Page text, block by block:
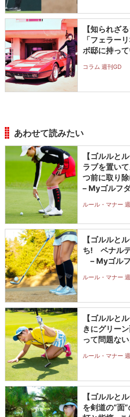
【知られざ
「フェラー
ボ邸に持って
コラム 週刊GD
あわせて読みたい
【ゴルルと
ラブを置い
つ前に取り
– Myゴルフ
ルール・マナー
【ゴルルと
ち! ペナル
– Myゴル
ルール・マナー
【ゴルルと
きにグリー
って問題な
ルール・マナー
【ゴルルと
を剣道の“面